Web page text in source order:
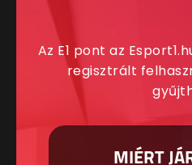
Az E1 pont az
regisztrált
MIÉRT